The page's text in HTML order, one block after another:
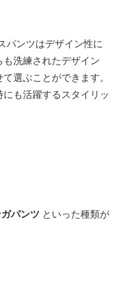
パンツはデザイン性に
も洗練されたデザイン
選ぶことができます。
も活躍するスタイリッ
パンツ といった種類が